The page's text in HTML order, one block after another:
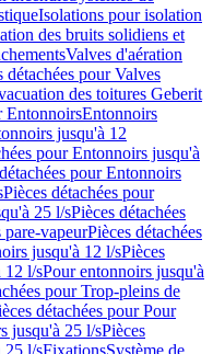
Isolations pour isolation
des bruits solidiens et
Valves d'aération
détachées pour Valves
des toitures Geberit
EntonnoirsEntonnoirs
jusqu'à 12
pour Entonnoirs jusqu'à
pour Entonnoirs
Pièces détachées pour
25 l/sPièces détachées
pare-vapeurPièces détachées
jusqu'à 12 l/sPièces
12 l/sPour entonnoirs jusqu'à
pour Trop-pleins de
détachées pour Pour
jusqu'à 25 l/sPièces
25 l/sFixationsSystème de